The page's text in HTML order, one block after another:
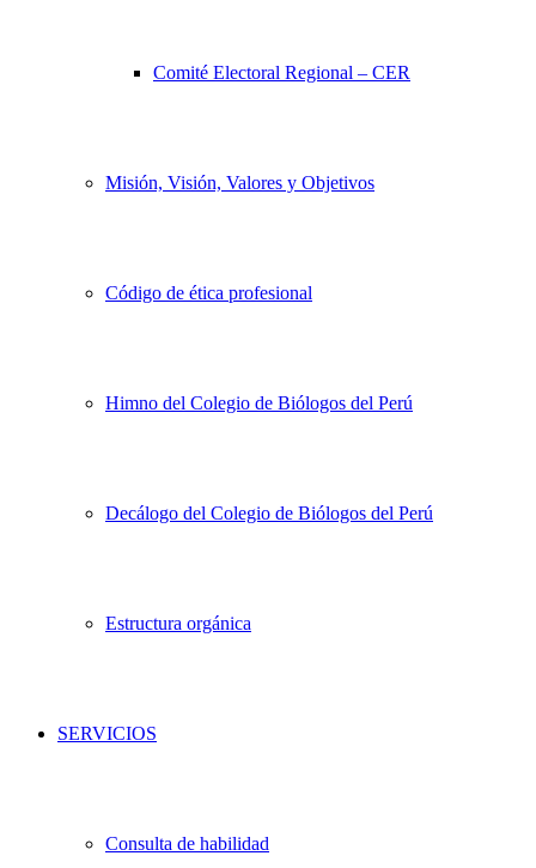
Comité Electoral Regional – CER
Misión, Visión, Valores y Objetivos
Código de ética profesional
Himno del Colegio de Biólogos del Perú
Decálogo del Colegio de Biólogos del Perú
Estructura orgánica
SERVICIOS
Consulta de habilidad